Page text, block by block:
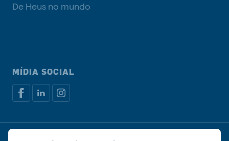
De Heus no mundo
MÍDIA SOCIAL